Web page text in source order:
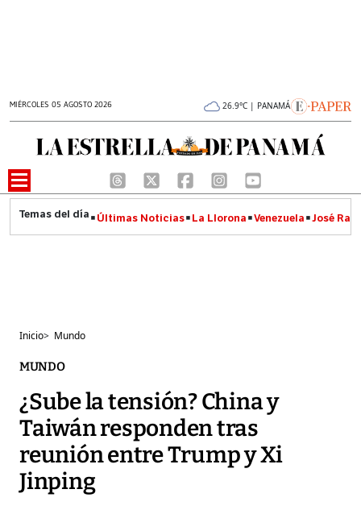
MIÉRCOLES 05 AGOSTO 2026 26.9°C | PANAMÁ
Últimas Noticias La Llorona Venezuela José
Inicio> Mundo
MUNDO
¿Sube la tensión? China y
Taiwán responden tras
reunión entre Trump y Xi
Jinping